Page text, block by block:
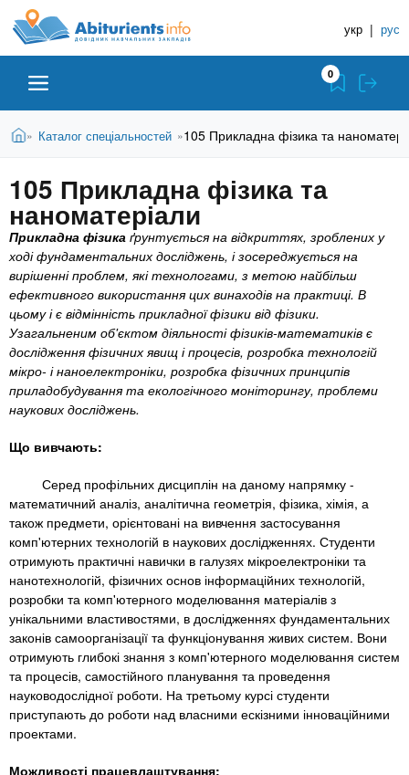
A
b
i
t
u
r
i
e
n
t
s
.
i
n
f
о
в
д
н
к
Н
а
в
ч
а
л
ь
н
и
х
а
к
л
а
д
і
в
укр | рус
Абітурієнту
ЗВО (ВНЗ)
Коледжі
Курси
Приватні школи
MBA
За кордоном
0
В
т
у
т
Головна
» Каталог спеціальностей »105 Прикладна фізика та
105 Прикладна фізика та
наноматеріали
Прикладна фізика ґрунтується на відкриттях, зроблених у
ході фундаментальних досліджень, і зосереджується на
вирішенні проблем, які технологами, з метою найбільш
ефективного використання цих винаходів на практиці. В
цьому і є відмінність прикладної фізики від фізики.
Узагальненим об'єктом діяльності фізиків-математиків є
дослідження фізичних явищ і процесів, розробка технологій
мікро- і наноелектроніки, розробка фізичних принципів
приладобудування та екологічного моніторингу, проблеми
наукових досліджень.
Що вивчають:
Серед профільних дисциплін на даному напрямку -
математичний аналіз, аналітична геометрія, фізика, хімія, а
також предмети, орієнтовані на вивчення застосування
комп'ютерних технологій в наукових дослідженнях. Студенти
отримують практичні навички в галузях мікроелектроніки та
нанотехнологій, фізичних основ інформаційних технологій,
розробки та комп'ютерного моделювання матеріалів з
унікальними властивостями, в дослідженнях фундаментальних
законів самоорганізації та функціонування живих систем. Вони
отримують глибокі знання з комп'ютерного моделювання систем
та процесів, самостійного планування та проведення
науководослідної роботи. На третьому курсі студенти
приступають до роботи над власними ескізними інноваційними
проектами.
Можливості працевлаштування: